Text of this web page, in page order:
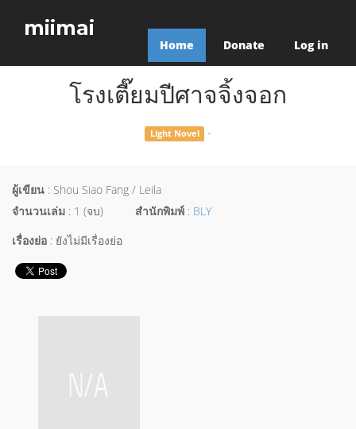
miimai
Home Donate Log in
โรงเตี๊ยมปีศาจจิ้งจอก
Light Novel -
ผู้เขียน : Shou Siao Fang / Leila
จำนวนเล่ม : 1 (จบ) สำนักพิมพ์ : BLY
เรื่องย่อ : ยังไม่มีเรื่องย่อ